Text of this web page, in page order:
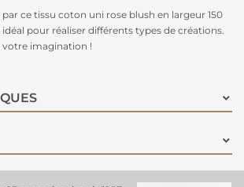
par ce tissu coton uni rose blush en largeur 150
pour réaliser différents types de créations.
votre imagination !